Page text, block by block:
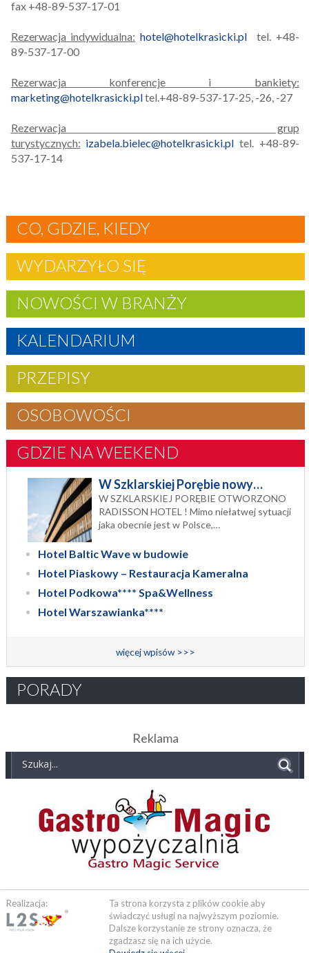
fax +48-89-537-17-01
Rezerwacja indywidualna: hotel@hotelkrasicki.pl tel. +48-
89-537-17-00
Rezerwacja konferencje i bankiety:
marketing@hotelkrasicki.pltel.+48-89-537-17-25, -26, -27
Rezerwacja grup
turystycznych: izabela.bielec@hotelkrasicki.pl tel. +48-89-
537-17-14
CO, GDZIE, KIEDY
WYDARZYŁO SIĘ
NOWOŚCI W BRANŻY
KALENDARIUM
PRZEPISY
OSOBOWOŚCI
GDZIE NA WEEKEND
W Szklarskiej Porębie nowy…
W SZKLARSKIEJ PORĘBIE OTWORZONO
RADISSON HOTEL ! Mimo niełatwej sytuacji
jaka obecnie jest w Polsce,…
Hotel Baltic Wave w budowie
Hotel Piaskowy – Restauracja Kameralna
Hotel Podkowa**** Spa&Wellness
Hotel Warszawianka****
więcej wpisów >>>
PORADY
Reklama
Realizacja:
Ta strona korzysta z plików cookie aby
świadczyć usługi na najwyższym poziomie.
Dalsze korzystanie ze strony oznacza, że
zgadzasz się na ich użycie.